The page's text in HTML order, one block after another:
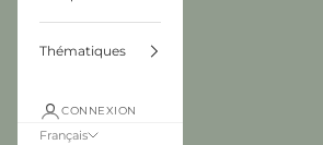
Thématiques
CONNEXION
Français